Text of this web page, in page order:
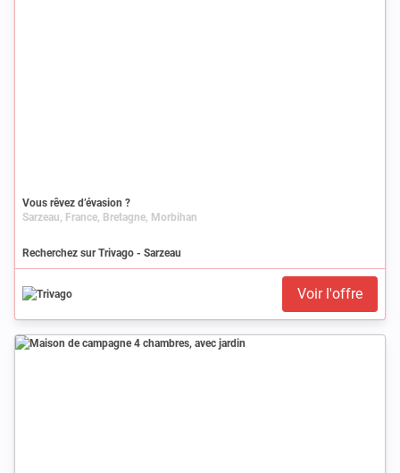
Vous rêvez d’évasion ?
Sarzeau, France, Bretagne, Morbihan
Recherchez sur Trivago - Sarzeau
Voir l'offre